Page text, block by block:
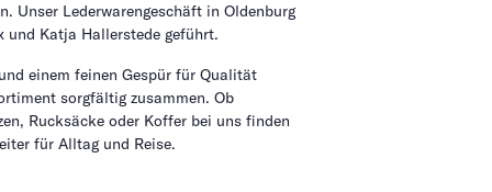
Unser Lederwarengeschäft in Oldenburg
und Katja Hallerstede geführt.
einem feinen Gespür für Qualität
sorgfältig zusammen. Ob
Rucksäcke oder Koffer bei uns finden
für Alltag und Reise.